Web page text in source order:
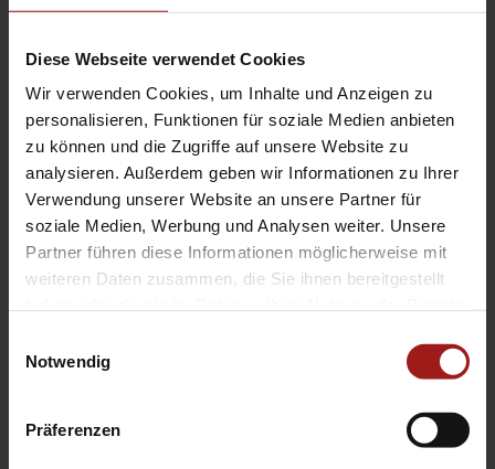
Diese Webseite verwendet Cookies
Wir verwenden Cookies, um Inhalte und Anzeigen zu
personalisieren, Funktionen für soziale Medien anbieten
zu können und die Zugriffe auf unsere Website zu
analysieren. Außerdem geben wir Informationen zu Ihrer
Verwendung unserer Website an unsere Partner für
soziale Medien, Werbung und Analysen weiter. Unsere
Partner führen diese Informationen möglicherweise mit
weiteren Daten zusammen, die Sie ihnen bereitgestellt
Notwendig
Präferenzen
Service-Termin
EA Standorte
Ebbinghaus am Flughafen – Dortmund Sölde
Ebbinghaus am Tierpark – Dortmund Kirchhörde
Ebbinghaus Autozentrum – Dortmund Dorstfeld
Ebbinghaus Ford Store – Bochum
Ebbinghaus in Hamm
Ebbinghaus in Kamen
Ebbinghaus in Unna